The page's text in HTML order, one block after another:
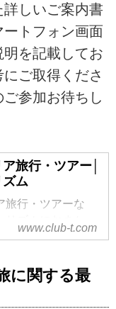
しいご案内書
トフォン画面
を記載してお
ご取得くださ
参加お待ちし
旅行・ツアー│
ズム
旅行・ツアーな
ゴールドコース
、おすすめのオ
ーをご紹介。ツ
www.club-t.com
に関する最